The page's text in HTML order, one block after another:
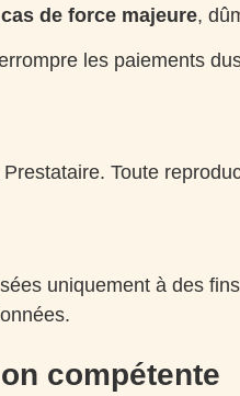
de force majeure,
les paiements
Toute
uniquement à des
compétente